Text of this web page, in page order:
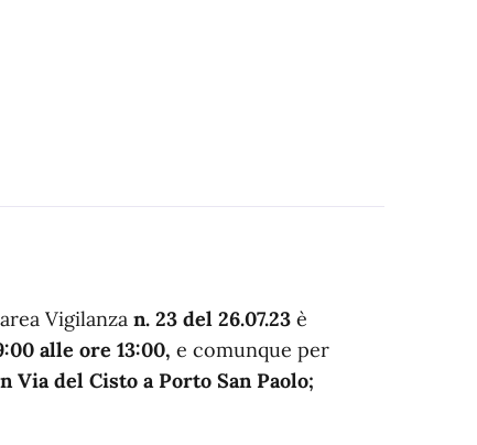
Vigilanza n. 23 del 26.07.23 è
alle ore 13:00, e comunque per
n Via del Cisto a Porto San Paolo;